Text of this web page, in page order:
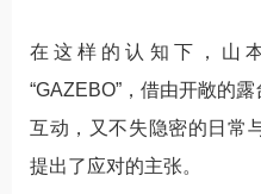
在这样的认知下，山
“GAZEBO”，借由开敞的
互动，又不失隐密的日常
提出了应对的主张。